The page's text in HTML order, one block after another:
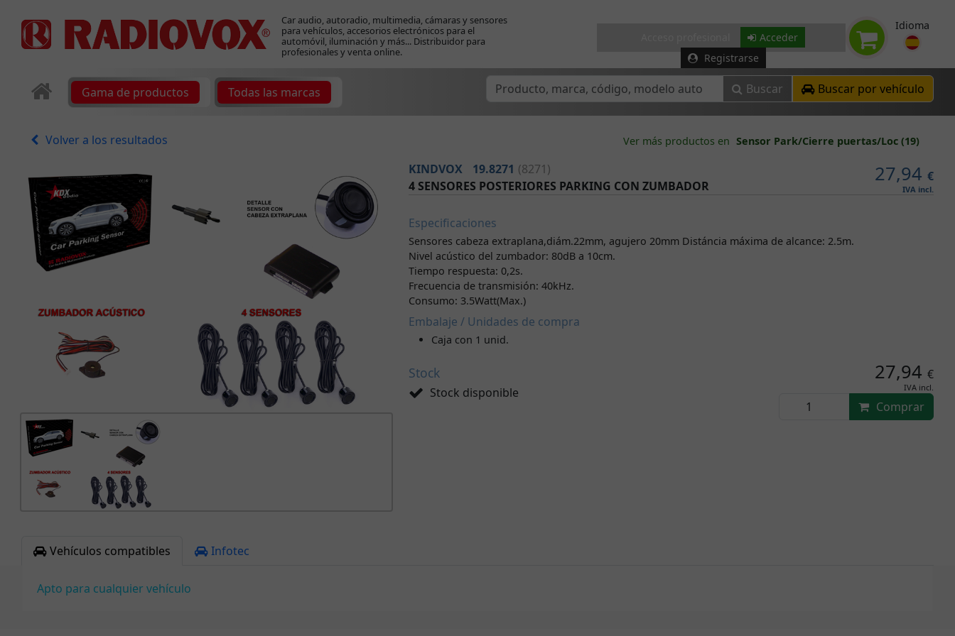
Car audio, autoradio, multimedia, cámaras y sensores
para vehículos, accesorios electrónicos para el
automóvil, iluminación y más... Distribuidor para
profesionales y venta online.
Acceder
Registrarse
Idioma
Gama de productos Todas las marcas Buscar Buscar por vehículo
Volver a los resultados Ver más productos en Sensor Park/Cierre puertas/Loc (19)
KINDVOX 19.8271 (8271) 27,94 €
IVA incl.
4 SENSORES POSTERIORES PARKING CON ZUMBADOR
Especificaciones
Sensores cabeza extraplana,diám.22mm, agujero 20mm Distáncia máxima de alcance: 2.5m.
Nivel acústico del zumbador: 80dB a 10cm.
Tiempo respuesta: 0,2s.
Frecuencia de transmisión: 40kHz.
Consumo: 3.5Watt(Max.)
Embalaje / Unidades de compra
Caja con 1 unid.
Stock
Stock disponible
27,94 €
IVA incl.
Comprar
Vehículos compatibles Infotec
Apto para cualquier vehículo